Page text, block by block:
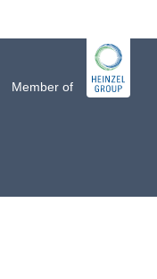
Member of